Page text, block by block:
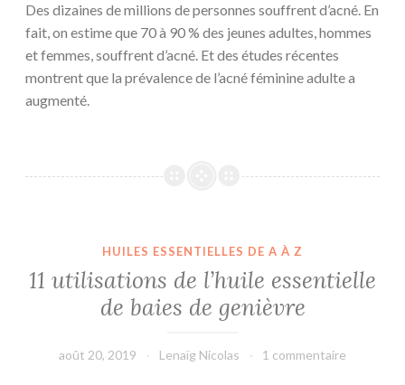
Des dizaines de millions de personnes souffrent d’acné. En
fait, on estime que 70 à 90 % des jeunes adultes, hommes
et femmes, souffrent d’acné. Et des études récentes
montrent que la prévalence de l’acné féminine adulte a
augmenté.
HUILES ESSENTIELLES DE A À Z
11 utilisations de l’huile essentielle
de baies de genièvre
août 20, 2019 Lenaïg Nicolas 1 commentaire